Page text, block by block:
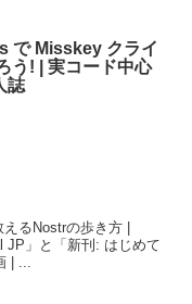
で Misskey クライ
う! | 実コード中心
誌
るNostrの歩き方 |
JP」と「新刊: はじめて
| ...